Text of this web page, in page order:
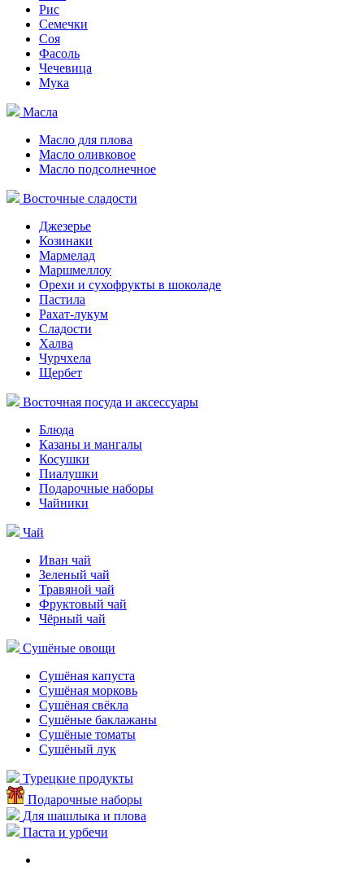
Рис
Семечки
Соя
Фасоль
Чечевица
Мука
Масла
Масло для плова
Масло оливковое
Масло подсолнечное
Восточные сладости
Джезерье
Козинаки
Мармелад
Маршмеллоу
Орехи и сухофрукты в шоколаде
Пастила
Рахат-лукум
Сладости
Халва
Чурчхела
Щербет
Восточная посуда и аксессуары
Блюда
Казаны и мангалы
Косушки
Пиалушки
Подарочные наборы
Чайники
Чай
Иван чай
Зеленый чай
Травяной чай
Фруктовый чай
Чёрный чай
Сушёные овощи
Сушёная капуста
Сушёная морковь
Сушёная свёкла
Сушёные баклажаны
Сушёные томаты
Сушёный лук
Турецкие продукты
Подарочные наборы
Для шашлыка и плова
Паста и урбечи